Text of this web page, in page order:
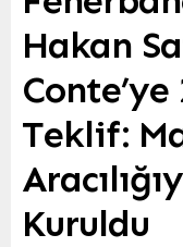
Hakan
Conte’ye
Teklif:
Kuruldu